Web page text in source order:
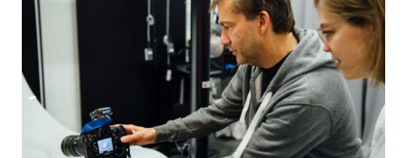
Lisa-
Marie
Kaspar